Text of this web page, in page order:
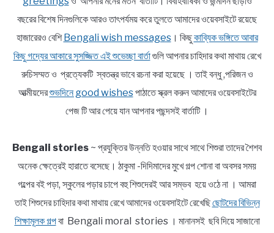
বছরের বিশেষ দিনগুলিকে আরও তাৎপর্যময় করে তুলতে আমাদের ওয়েবসাইটে রয়েছে
হাজারেরও বেশিBengali wish messages। কিছুকাব্যিক ভঙ্গিতে আবার
কিছু গদ্যের আকারে সুসজ্জিত এই শুভেচ্ছা বার্তাগুলি আপনার চাহিদার কথা মাথায় রেখে
রুচিসম্মত ও প্রত্যেকটি স্বতন্ত্র ভাবে রচনা করা হয়েছে । তাই বন্ধু ,পরিজন ও
আত্মীয়দেরশুভদিনে good wishesপাঠাতে স্ক্রল করুন আমাদের ওয়েবসাইটের
পেজ টি আর পেয়ে যান আপনার পছন্দসই বার্তাটি ।
Bengali stories ~ প্রযুক্তির উন্নতি হওয়ার সাথে সাথে শিশুরা তাদের শৈশব
অনেক ক্ষেত্রেই হারাতে বসেছে। ঠাকুমা -দিদিমাদের মুখে গল্প শোনা বা অবসর সময়
গল্পের বই পড়া, স্কুলের পড়ার চাপে বহু শিশুদেরই আর সম্ভব হয়ে ওঠে না । আমরা
তাই শিশুদের চাহিদার কথা মাথায় রেখে আমাদের ওয়েবসাইটে রেখেছিছোটদের বিভিন্ন
শিক্ষামূলক গল্পবা Bengali moral stories । মানানসই ছবি দিয়ে সাজানো